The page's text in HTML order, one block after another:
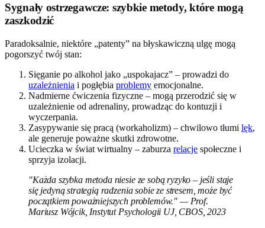
Sygnały ostrzegawcze: szybkie metody, które mogą
zaszkodzić
Paradoksalnie, niektóre „patenty” na błyskawiczną ulgę mogą
pogorszyć twój stan:
Sięganie po alkohol jako „uspokajacz” – prowadzi do
uzależnienia i pogłębia problemy emocjonalne.
Nadmierne ćwiczenia fizyczne – mogą przerodzić się w
uzależnienie od adrenaliny, prowadząc do kontuzji i
wyczerpania.
Zasypywanie się pracą (workaholizm) – chwilowo tłumi lęk,
ale generuje poważne skutki zdrowotne.
Ucieczka w świat wirtualny – zaburza relacje społeczne i
sprzyja izolacji.
"Każda szybka metoda niesie ze sobą ryzyko – jeśli staje
się jedyną strategią radzenia sobie ze stresem, może być
początkiem poważniejszych problemów." — Prof.
Mariusz Wójcik, Instytut Psychologii UJ, CBOS, 2023